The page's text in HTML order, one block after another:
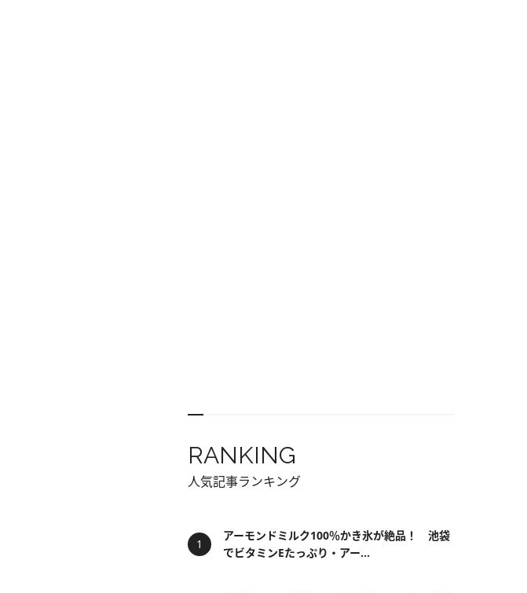
RANKING
人気記事ランキング
アーモンドミルク100％かき氷が絶品！ 池袋
でビタミンEたっぷり・アー...